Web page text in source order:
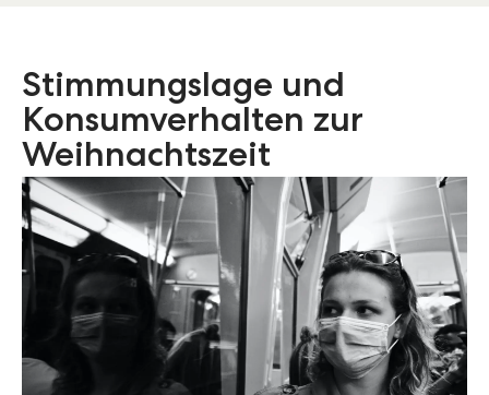
Stimmungslage und
Konsumverhalten zur
Weihnachtszeit